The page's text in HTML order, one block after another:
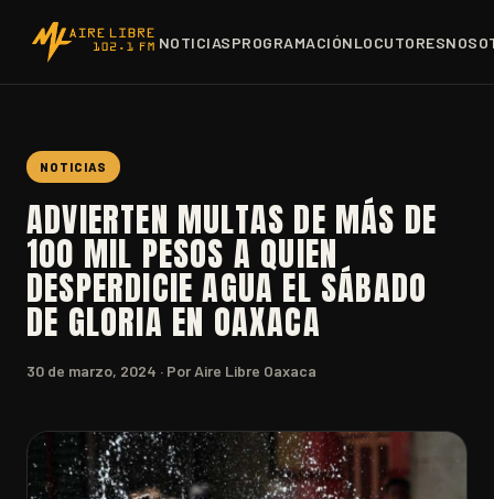
NOTICIASPROGRAMACIÓNLOCUTORES
NOTICIAS
ADVIERTEN MULTAS DE MÁS DE
100 MIL PESOS A QUIEN
DESPERDICIE AGUA EL SÁBADO
DE GLORIA EN OAXACA
30 de marzo, 2024 · Por Aire Libre Oaxaca